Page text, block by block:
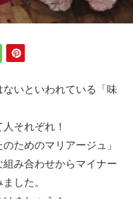
いといわれている「味
それぞれ！
ためのマリアージュ」
み合わせからマイナー
した。